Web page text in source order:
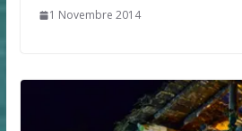
1 Novembre 2014